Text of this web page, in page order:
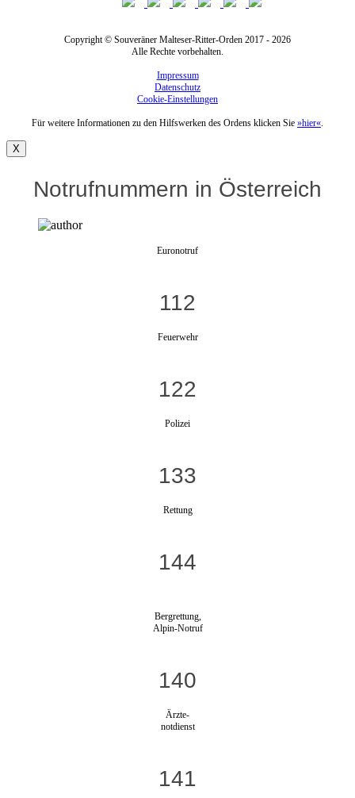
Copyright © Souveräner Malteser-Ritter-Orden 2017 - 2026
Alle Rechte vorbehalten.
Impressum
Datenschutz
Cookie-Einstellungen
Für weitere Informationen zu den Hilfswerken des Ordens klicken Sie »hier«.
X
Notrufnummern in Österreich
Euronotruf
112
Feuerwehr
122
Polizei
133
Rettung
144
Bergrettung,
Alpin-Notruf
140
Ärzte-
notdienst
141